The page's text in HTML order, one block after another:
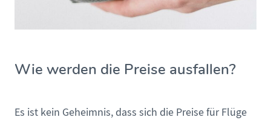
Wie werden die Preise ausfallen?
Es ist kein Geheimnis, dass sich die Preise für Flüge